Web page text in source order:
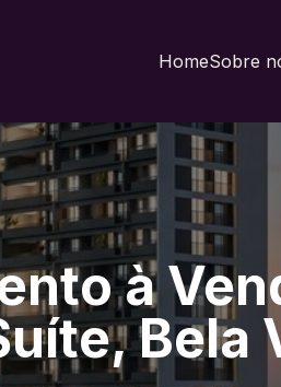
HomeSobre
à
Bela